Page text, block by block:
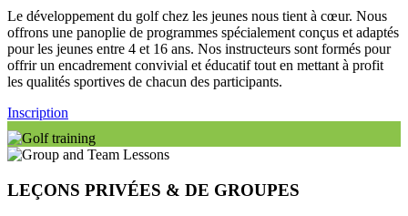
Le développement du golf chez les jeunes nous tient à cœur. Nous
offrons une panoplie de programmes spécialement conçus et adaptés
pour les jeunes entre 4 et 16 ans. Nos instructeurs sont formés pour
offrir un encadrement convivial et éducatif tout en mettant à profit
les qualités sportives de chacun des participants.
Inscription
LEÇONS PRIVÉES & DE GROUPES